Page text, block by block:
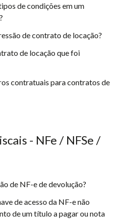
de condições em um
de contrato de locação?
de locação que foi
contratuais para contratos de
- NFe / NFSe /
de NF-e de devolução?
de acesso da NF-e não
de um título a pagar ou nota